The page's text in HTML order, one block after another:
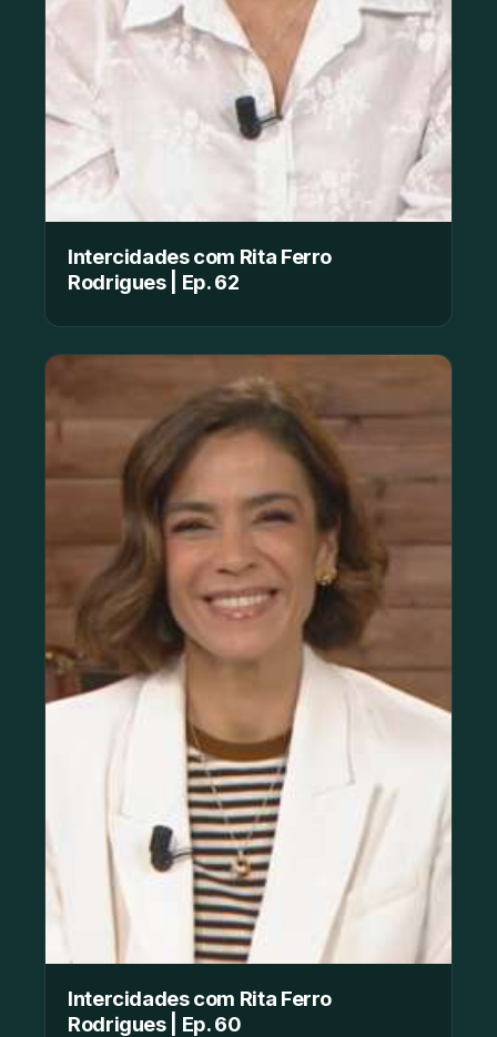
Intercidades com Rita Ferro
Rodrigues | Ep. 62
Intercidades com Rita Ferro
Rodrigues | Ep. 60